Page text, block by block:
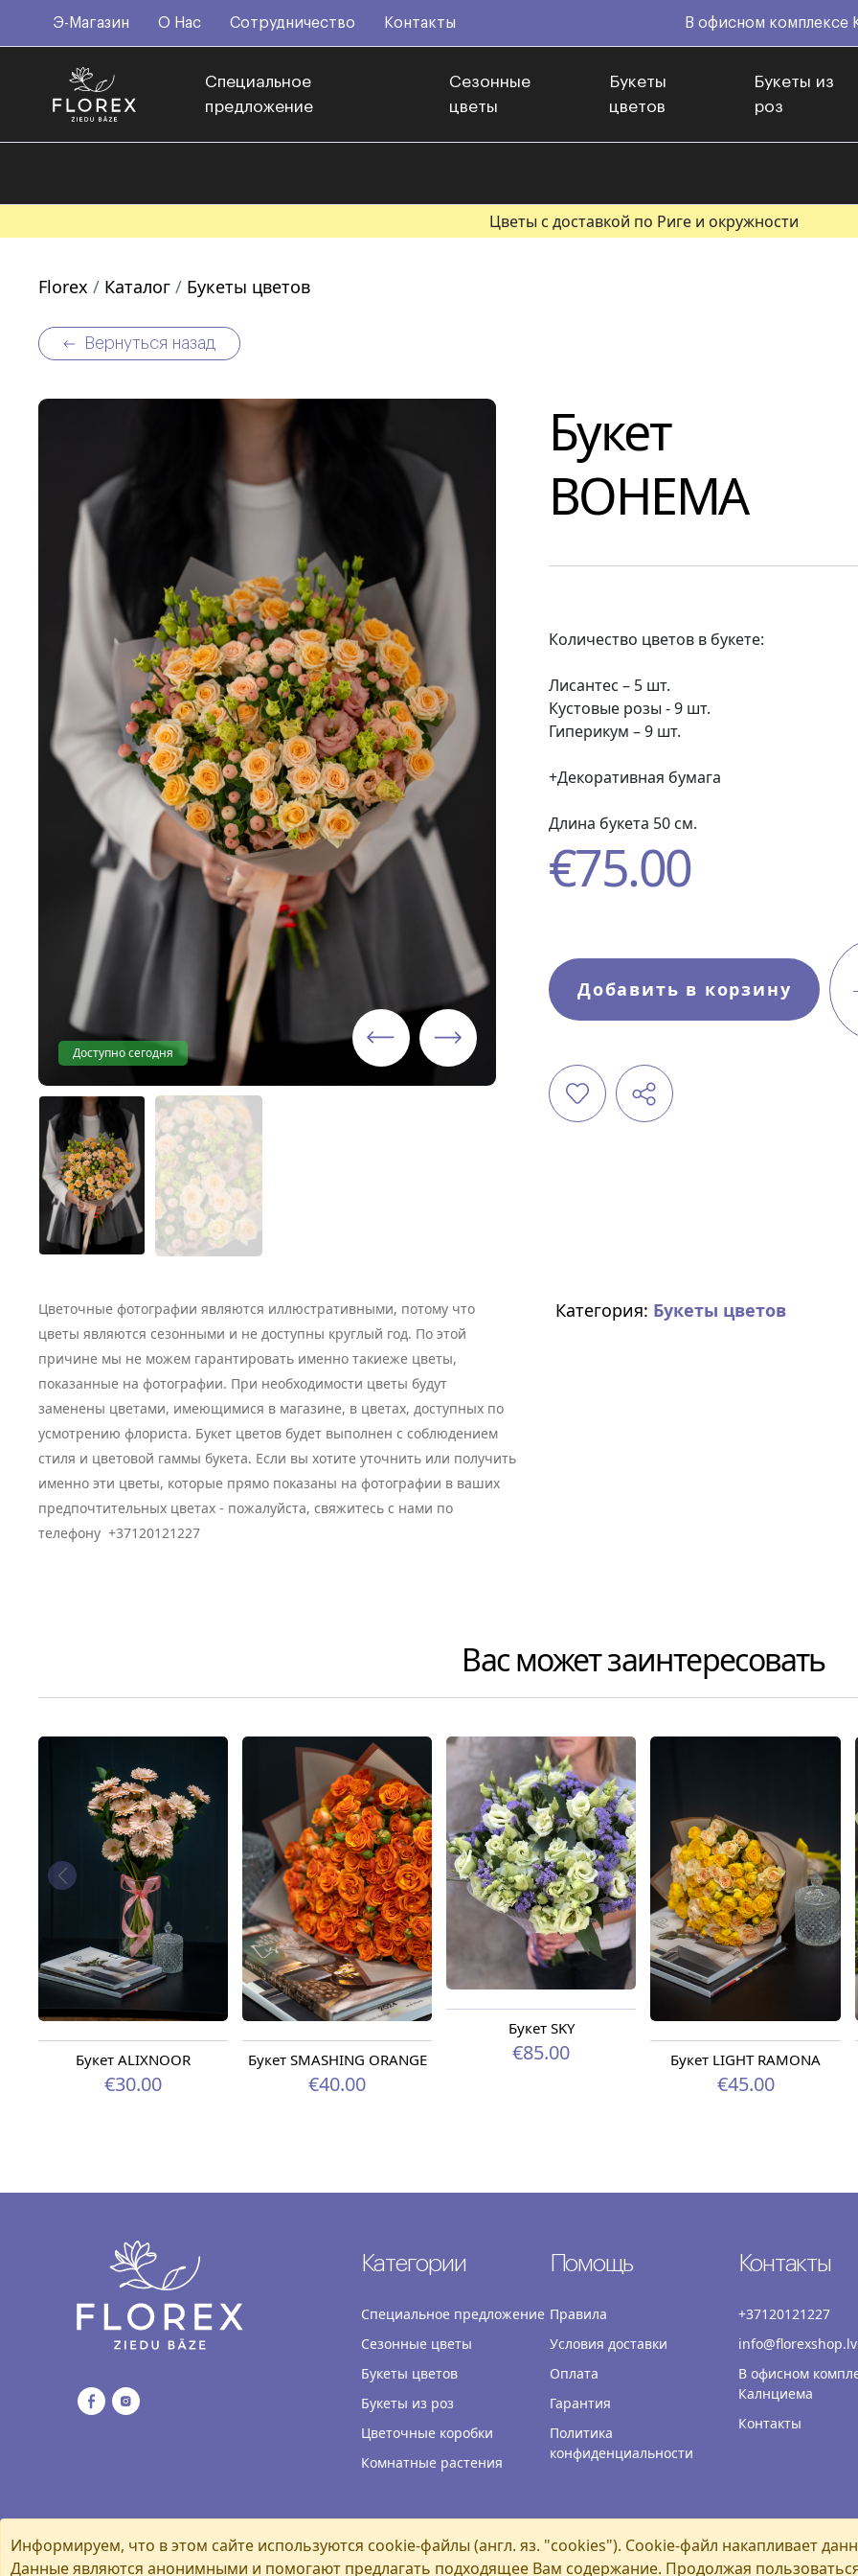
Э-Магазин О Нас Сотрудничество Контакты В офисном комплексе
Специальное
предложение
Сезонные
цветы
Букеты
цветов
Букеты из
роз
Цветы с доставкой по Риге и окружности
Florex Каталог Букеты цветов
Вернуться назад
Доступно сегодня
Букет
BOHEMA
Количество цветов в букете:
Лисантес – 5 шт.
Кустовые розы - 9 шт.
Гиперикум – 9 шт.
+Декоративная бумага
Длина букета 50 см.
€75.00
Добавить в корзину
Цветочные фотографии являются иллюстративными, потому что
цветы являются сезонными и не доступны круглый год. По этой
причине мы не можем гарантировать именно такиеже цветы,
показанные на фотографии. При необходимости цветы будут
заменены цветами, имеющимися в магазине, в цветах, доступных по
усмотрению флориста. Букет цветов будет выполнен с соблюдением
стиля и цветовой гаммы букета. Если вы хотите уточнить или получить
именно эти цветы, которые прямо показаны на фотографии в ваших
предпочтительных цветах - пожалуйста, свяжитесь с нами по
телефону +37120121227
Категория: Букеты цветов
Вас может заинтересовать
Букет ALIXNOOR
€30.00
Букет SMASHING ORANGE
€40.00
Букет SKY
€85.00 Букет LIGHT RAMONA
€45.00
Категории
Специальное предложение
Сезонные цветы
Букеты цветов
Букеты из роз
Цветочные коробки
Комнатные растения
Помощь
Правила
Условия доставки
Оплата
Гарантия
Политика
конфиденциальности
Контакты
+37120121227
info@florexshop.lv
В офисном
Калнциема
Контакты
Информируем, что в этом сайте используются cookie-файлы (англ. яз. "cookies"). Cookie-файл накапливает
Данные являются анонимными и помогают предлагать подходящее Вам содержание. Продолжая